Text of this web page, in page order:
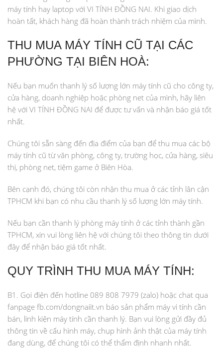
máy tính hay laptop với VI TÍNH ĐỒNG NAI. Khi giao dịch
hoàn tất, khách hàng đã hoàn thành trách nhiệm của mình.
THU MUA MÁY TÍNH CŨ TẠI CÁC
PHƯỜNG TẠI BIÊN HOÀ:
Nếu bạn muốn thanh lý số lượng lớn máy tính cũ cho công ty,
cửa hàng, doanh nghiệp hoặc phòng net của mình, hãy liên
hệ với VI TÍNH ĐỒNG NAI để được tư vấn và nhận báo giá tốt
nhất.
Chúng tôi sẵn sàng đến địa điểm của bạn để thu mua các bộ
máy tính cũ từ văn phòng, công ty, trường học, cửa hàng, siêu
thị, phòng net, tiệm game ở Biên Hòa.
Bên cạnh đó, chúng tôi còn nhận thu mua ở các tỉnh lân cận
TPHCM khi bạn có nhu cầu thanh lý số lượng lớn máy tính.
Nếu bạn cần thanh lý phòng máy tính ở các tỉnh thành gần
TPHCM, xin vui lòng liên hệ với chúng tôi theo thông tin dưới
đây để nhận báo giá tốt nhất.
QUY TRÌNH THU MUA MÁY TÍNH:
B1. Gọi điện đến hotline 089 808 7979 (zalo) hoặc chat qua
fanpage fb.com/dongnaiit.vn báo sản phẩm máy vi tính cần
bán, linh kiện máy tính cần thanh lý. Bạn vui lòng gửi đầy đủ
thông tin về cấu hình máy, chụp hình ảnh thật của máy tính
đang dùng, để chúng tôi có thể thẩm định nhanh nhất.